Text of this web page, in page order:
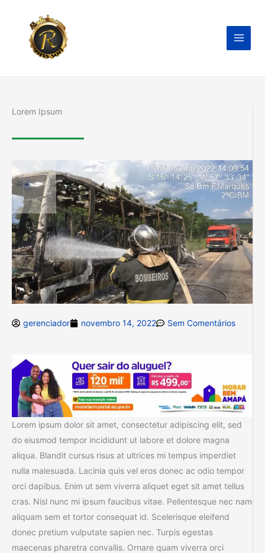
conteúdo
Lorem Ipsum
gerenciador novembro 14, 2022 Sem Comentários
Lorem ipsum dolor sit amet, consectetur adipiscing elit, sed
do eiusmod tempor incididunt ut labore et dolore magna
aliqua. Blandit cursus risus at ultrices mi tempus imperdiet
nulla malesuada. Lacinia quis vel eros donec ac odio tempor
orci dapibus. Enim ut sem viverra aliquet eget sit amet tellus
cras. Nisl nunc mi ipsum faucibus vitae. Pellentesque nec nam
aliquam sem et tortor consequat id. Scelerisque eleifend
donec pretium vulputate sapien nec. Turpis egestas
maecenas pharetra convallis. Ornare quam viverra orci